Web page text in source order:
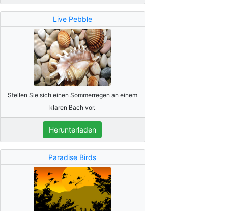
Live Pebble
Stellen Sie sich einen Sommerregen an einem
klaren Bach vor.
Herunterladen
Paradise Birds